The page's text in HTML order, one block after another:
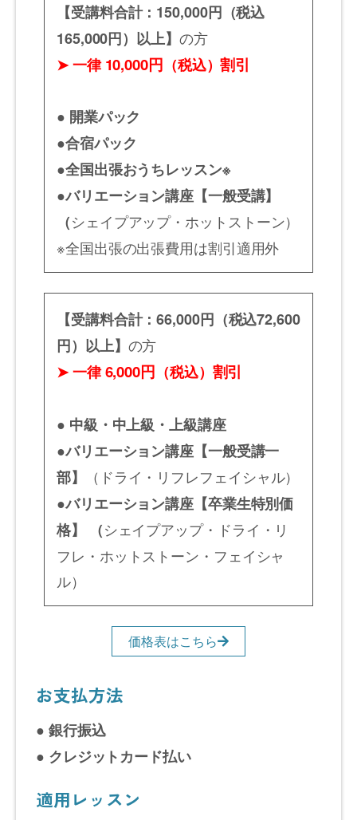
【受講料合計： 150,000円（税込
165,000円）以上】 の方
➤ 一律10,000円 （税込）割引
● 開業パック
●合宿パック
●全国出張おうちレッスン※
●バリエーション講座【一般受講】
（シェイプアップ・ホットストーン）
※全国出張の出張費用は割引適用外
【受講料合計：66,000円（税込72,600
円）以上】 の方
➤ 一律6,000円 （税込） 割引
● 中級・中上級・上級講座
●バリエーション講座【一般受講一
部】
（ドライ・リフレフェイシャル）
●バリエーション講座【卒業生特別価
格】 （シェイプアップ・ドライ・リ
フレ・ホットストーン・フェイシャ
ル）
価格表はこちら
お支払方法
● 銀行振込
● クレジットカード払い
適用レッスン